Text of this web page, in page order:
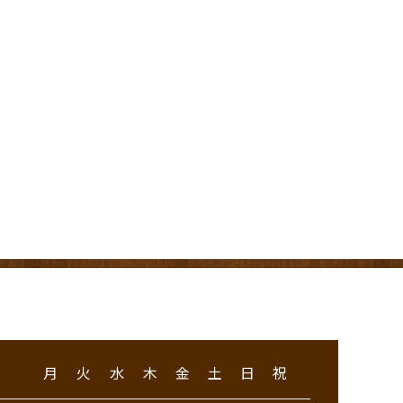
月 火 水 木 金 土 日 祝